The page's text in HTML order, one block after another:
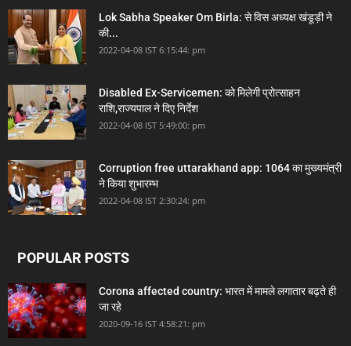
Lok Sabha Speaker Om Birla: से विस अध्यक्ष खंडूड़ी ने
की...
2022-04-08 IST 6:15:44: pm
Disabled Ex-Servicemen: को मिलेगी प्रोत्साहन
राशि,राज्यपाल ने दिए निर्देश
2022-04-08 IST 5:49:00: pm
Corruption free uttarakhand app: 1064 का मुख्यमंत्री
ने किया शुभारम्भ
2022-04-08 IST 2:30:24: pm
POPULAR POSTS
Corona affected country: भारत में मामले लगातार बढ़ते ही
जा रहे
2020-09-16 IST 4:58:21: pm